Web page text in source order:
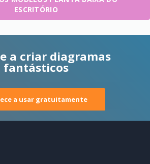
ESCRITÓRIO
a criar diagramas
fantásticos
a usar gratuitamente